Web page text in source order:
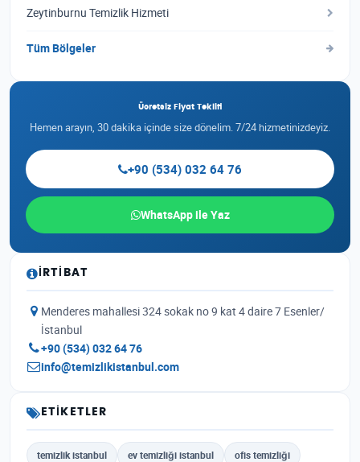
Zeytinburnu Temizlik Hizmeti
Tüm Bölgeler
Ücretsiz Fiyat Teklifi
Hemen arayın, 30 dakika içinde size dönelim. 7/24 hizmetinizdeyiz.
+90 (534) 032 64 76
WhatsApp ile Yaz
İRTIBAT
Menderes mahallesi 324 sokak no 9 kat 4 daire 7 Esenler/
İstanbul
+90 (534) 032 64 76
info@temizlikistanbul.com
ETIKETLER
temizlik istanbul ev temizliği istanbul ofis temizliği